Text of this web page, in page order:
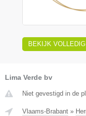
BEKIJK
Lima Verde bv
Niet gevestigd in de
Vlaams-Brabant »